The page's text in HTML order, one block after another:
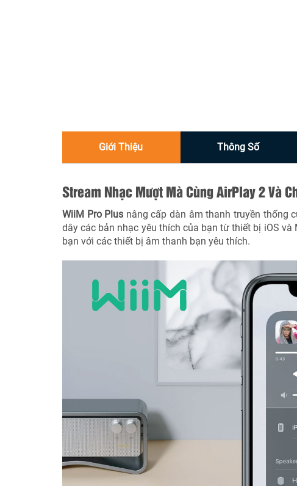
Giới Thiệu Thông Số
Stream Nhạc Mượt Mà Cùng AirPlay 2 Và
WiiM Pro Plus nâng cấp dàn âm thanh truyền thống
dây các bản nhạc yêu thích của bạn từ thiết bị iOS
bạn với các thiết bị âm thanh bạn yêu thích.